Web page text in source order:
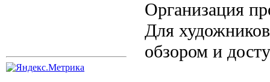
Организация
Для
обзором и